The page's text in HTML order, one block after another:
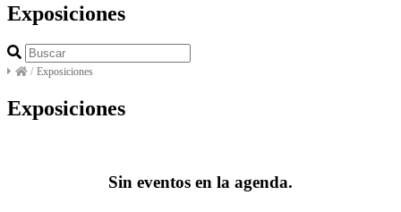
Exposiciones
/ Exposiciones
Exposiciones
Sin eventos en la agenda.